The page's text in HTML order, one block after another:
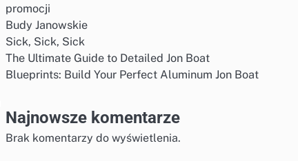
promocji
Budy Janowskie
Sick, Sick, Sick
The Ultimate Guide to Detailed Jon Boat
Blueprints: Build Your Perfect Aluminum Jon Boat
Najnowsze komentarze
Brak komentarzy do wyświetlenia.